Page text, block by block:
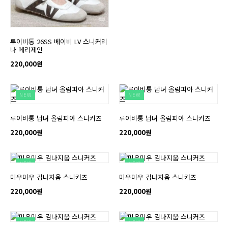
루이비통 26SS 베이비 LV 스니커리
나 메리제인
220,000원
NEW
루이비통 남녀 올림피아 스니커즈
220,000원
NEW
루이비통 남녀 올림피아 스니커즈
220,000원
NEW
미우미우 김나지움 스니커즈
220,000원
NEW
미우미우 김나지움 스니커즈
220,000원
NEW NEW